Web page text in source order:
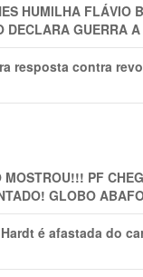
HUMlLHA FLÁVIO
DECLARA GUERRA
resposta contra
PF
GLOBO
Hardt é afastada do